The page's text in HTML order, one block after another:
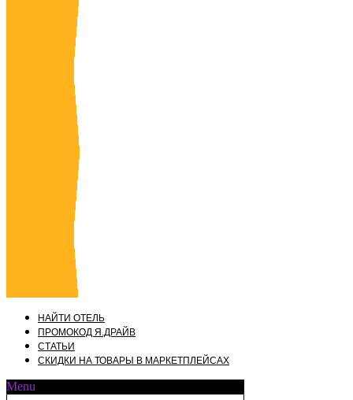
НАЙТИ ОТЕЛЬ
ПРОМОКОД Я.ДРАЙВ
СТАТЬИ
СКИДКИ НА ТОВАРЫ В МАРКЕТПЛЕЙСАХ
Menu